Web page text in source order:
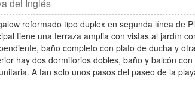
del Inglés
reformado tipo duplex en segunda línea de
tiene una terraza amplia con vistas al jardín
baño completo con plato de ducha y
hay dos dormitorios dobles, baño y balcón
A tan solo unos pasos del paseo de la